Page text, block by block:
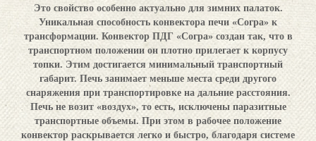
Это свойство особенно актуально для зимних палаток.
Уникальная способность конвектора печи «Согра» к
трансформации. Конвектор ПДГ «Согра» создан так, что в
транспортном положении он плотно прилегает к корпусу
топки. Этим достигается минимальный транспортный
габарит. Печь занимает меньше места среди другого
снаряжения при транспортировке на дальние расстояния.
Печь не возит «воздух», то есть, исключены паразитные
транспортные объемы. При этом в рабочее положение
конвектор раскрывается легко и быстро, благодаря системе